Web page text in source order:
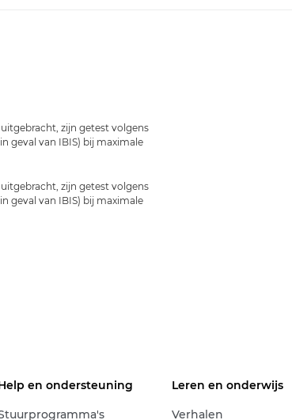
zijn getest volgens
geval van IBIS) bij maximale
zijn getest volgens
geval van IBIS) bij maximale
en ondersteuning Leren en onderwijs
Verhalen